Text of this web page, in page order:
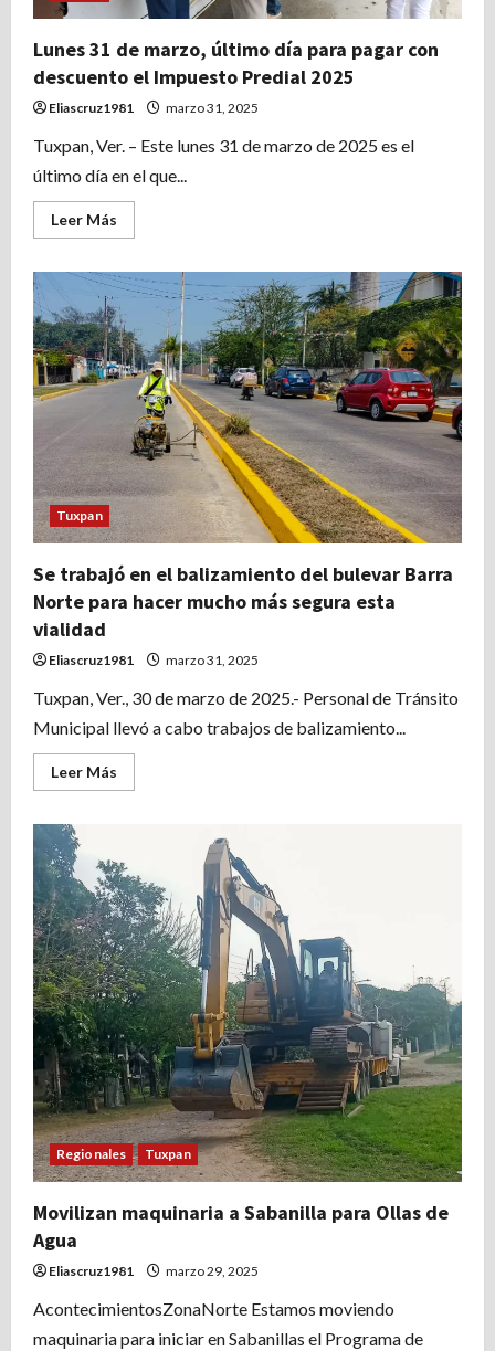
Lunes 31 de marzo, último día para pagar con
descuento el Impuesto Predial 2025
Eliascruz1981 marzo 31, 2025
Tuxpan, Ver. – Este lunes 31 de marzo de 2025 es el
último día en el que...
Leer Más
más
Lunes
31
de
marzo,
último
día
para
pagar
con
descuento
Impuesto
Predial
2025
Tuxpan
Se trabajó en el balizamiento del bulevar Barra
Norte para hacer mucho más segura esta
vialidad
Eliascruz1981 marzo 31, 2025
Tuxpan, Ver., 30 de marzo de 2025.- Personal de Tránsito
Municipal llevó a cabo trabajos de balizamiento...
Leer Más
más
en
el
balizamiento
del
bulevar
Barra
Norte
para
hacer
mucho
más
segura
esta
vialidad
Regionales Tuxpan
Movilizan maquinaria a Sabanilla para Ollas de
Agua
Eliascruz1981 marzo 29, 2025
AcontecimientosZonaNorte Estamos moviendo
maquinaria para iniciar en Sabanillas el Programa de